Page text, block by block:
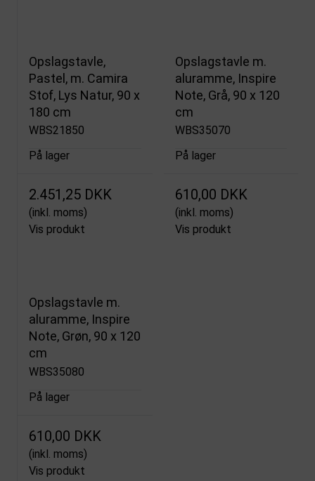
Opslagstavle,
Pastel, m. Camira
Stof, Lys Natur, 90 x
180 cm
WBS21850
På lager
2.451,25 DKK
(inkl. moms)
Vis produkt
Opslagstavle m.
aluramme, Inspire
Note, Grå, 90 x 120
cm
WBS35070
På lager
610,00 DKK
(inkl. moms)
Vis produkt
Opslagstavle m.
aluramme, Inspire
Note, Grøn, 90 x 120
cm
WBS35080
På lager
610,00 DKK
(inkl. moms)
Vis produkt